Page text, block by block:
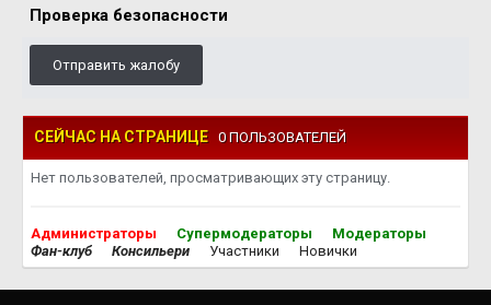
Проверка безопасности
Отправить жалобу
СЕЙЧАС НА СТРАНИЦЕ 0 ПОЛЬЗОВАТЕЛЕЙ
Нет пользователей, просматривающих эту страницу.
Администраторы Супермодераторы
Модераторы
Фан-клуб
Консильери Участники Новички